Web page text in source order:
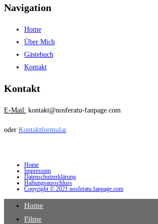
Navigation
Home
Über Mich
Gästebuch
Kontakt
Kontakt
E-Mail: kontakt@nosferatu-fanpage.com
oder Kontaktformular
Home
Impressum
Datenschutzerklärung
Haftungsausschluss
Copyright © 2021 nosferatu.fanpage.com
Home
Filme